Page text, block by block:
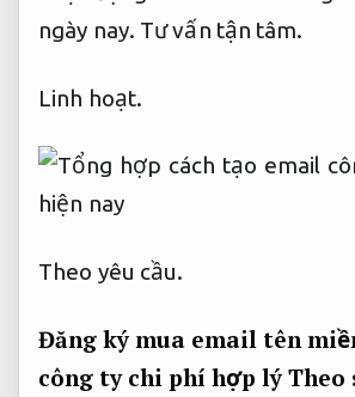
ngày nay. Tư vấn tận tâm.
Linh hoạt.
Theo yêu cầu.
Đăng ký mua email tên
công ty chi phí hợp lý Theo